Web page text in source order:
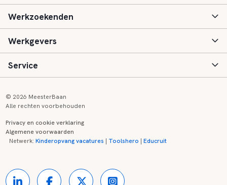
Basisonderwijs
Speciaal (basis) onderwijs
Voortgezet onderwijs
Kinderopvang
Werkzoekenden
Aanmelden
Vacatures
Zij-instroom informatie
Werkgevers
Inloggen
Registreren
Service
Onderwijs links
© 2026 MeesterBaan
Alle rechten voorbehouden
Privacy en cookie verklaring
Algemene voorwaarden
Netwerk:Kinderopvang vacatures | Toolshero |Educruit